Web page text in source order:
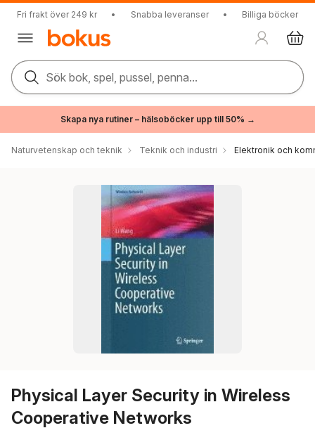
Fri frakt över 249 kr • Snabba leveranser • Billiga böcker
Sök bok, spel, pussel, penna...
Skapa nya rutiner – hälsoböcker upp till 50% →
Naturvetenskap och teknik Teknik och industri Elektronik och
Physical Layer Security in Wireless
Cooperative Networks